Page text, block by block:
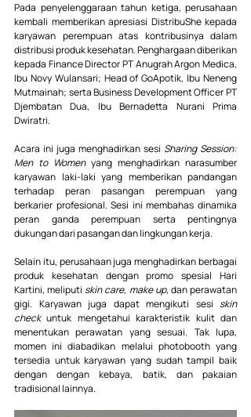
Pada penyelenggaraan tahun ketiga, perusahaan
kembali memberikan apresiasi DistribuShe kepada
karyawan perempuan atas kontribusinya dalam
distribusi produk kesehatan. Penghargaan diberikan
kepada Finance Director PT Anugrah Argon Medica,
Ibu Novy Wulansari; Head of GoApotik, Ibu Neneng
Mutmainah; serta Business Development Officer PT
Djembatan Dua, Ibu Bernadetta Nurani Prima
Dwiratri.
Acara ini juga menghadirkan sesi Sharing Session:
Men to Women yang menghadirkan narasumber
karyawan laki-laki yang memberikan pandangan
terhadap peran pasangan perempuan yang
berkarier profesional. Sesi ini membahas dinamika
peran ganda perempuan serta pentingnya
dukungan dari pasangan dan lingkungan kerja.
Selain itu, perusahaan juga menghadirkan berbagai
produk kesehatan dengan promo spesial Hari
Kartini, meliputi skin care, make up, dan perawatan
gigi. Karyawan juga dapat mengikuti sesi skin
check untuk mengetahui karakteristik kulit dan
menentukan perawatan yang sesuai. Tak lupa,
momen ini diabadikan melalui photobooth yang
tersedia untuk karyawan yang sudah tampil baik
dengan dengan kebaya, batik, dan pakaian
tradisional lainnya.